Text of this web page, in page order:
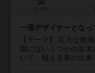
一流デザイナーとなっ
【テーマ】 広大な敷
園にはいくつかの並
いて、植える事の出